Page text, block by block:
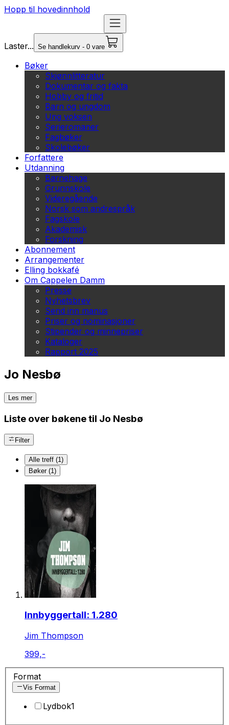
Hopp til hovedinnhold
Laster... Se handlekurv - 0 vare
Bøker
Skjønnlitteratur
Dokumentar og fakta
Hobby og fritid
Barn og ungdom
Ung voksen
Serieromaner
Fagbøker
Skolebøker
Forfattere
Utdanning
Barnehage
Grunnskole
Videregående
Norsk som andrespråk
Fagskole
Akademisk
Forskning
Abonnement
Arrangementer
Elling bokkafé
Om Cappelen Damm
Presse
Nyhetsbrev
Send inn manus
Priser og nominasjoner
Stipender og minnepriser
Kataloger
Rapport 2025
Jo Nesbø
Les mer
Liste over bøkene til Jo Nesbø
Filter
Alle treff (1)
Bøker (1)
Innbyggertall: 1.280
Jim Thompson
399,-
Format
Vis Format
Lydbok1